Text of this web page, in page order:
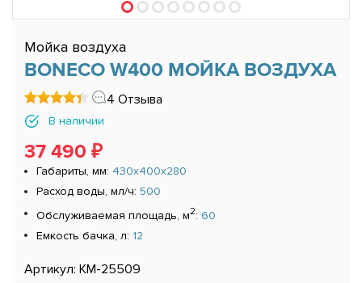
Мойка воздуха
BONECO W400 МОЙКА ВОЗДУХА
4 Отзыва
В наличии
37 490 ₽
Габариты, мм: 430x400x280
Расход воды, мл/ч: 500
Обслуживаемая площадь, м2: 60
Емкость бачка, л: 12
Артикул: КМ-25509